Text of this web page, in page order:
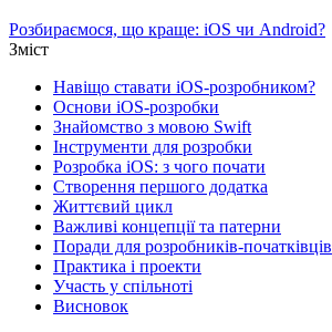
Розбираємося, що краще: iOS чи Android?
Зміст
Навіщо ставати iOS-розробником?
Основи iOS-розробки
Знайомство з мовою Swift
Інструменти для розробки
Розробка iOS: з чого почати
Створення першого додатка
Життєвий цикл
Важливі концепції та патерни
Поради для розробників-початківців
Практика і проекти
Участь у спільноті
Висновок